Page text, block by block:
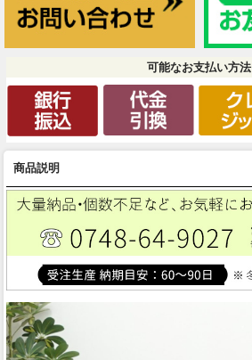
可能なお支払い方法
商品説明